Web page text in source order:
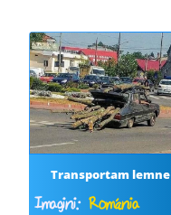
Transportam lemne
Imagini: România